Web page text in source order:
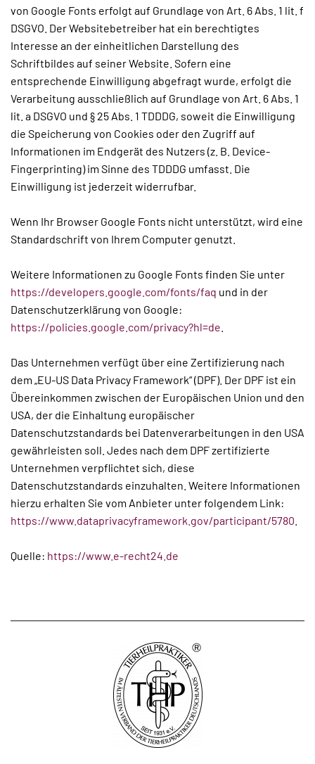
von Google Fonts erfolgt auf Grundlage von Art. 6 Abs. 1 lit. f
DSGVO. Der Websitebetreiber hat ein berechtigtes
Interesse an der einheitlichen Darstellung des
Schriftbildes auf seiner Website. Sofern eine
entsprechende Einwilligung abgefragt wurde, erfolgt die
Verarbeitung ausschließlich auf Grundlage von Art. 6 Abs. 1
lit. a DSGVO und § 25 Abs. 1 TDDDG, soweit die Einwilligung
die Speicherung von Cookies oder den Zugriff auf
Informationen im Endgerät des Nutzers (z. B. Device-
Fingerprinting) im Sinne des TDDDG umfasst. Die
Einwilligung ist jederzeit widerrufbar.
Wenn Ihr Browser Google Fonts nicht unterstützt, wird eine
Standardschrift von Ihrem Computer genutzt.
Weitere Informationen zu Google Fonts finden Sie unter
https://developers.google.com/fonts/faq und in der
Datenschutzerklärung von Google:
https://policies.google.com/privacy?hl=de
Das Unternehmen verfügt über eine Zertifizierung nach
dem „EU-US Data Privacy Framework“ (DPF). Der DPF ist ein
Übereinkommen zwischen der Europäischen Union und den
USA, der die Einhaltung europäischer
Datenschutzstandards bei Datenverarbeitungen in den USA
gewährleisten soll. Jedes nach dem DPF zertifizierte
Unternehmen verpflichtet sich, diese
Datenschutzstandards einzuhalten. Weitere Informationen
hierzu erhalten Sie vom Anbieter unter folgendem Link:
https://www.dataprivacyframework.gov/participant/5780
Quelle: https://www.e-recht24.de